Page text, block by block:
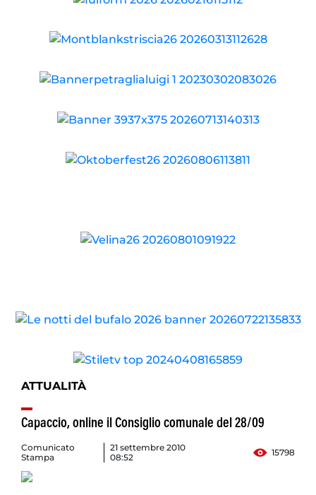
ATTUALITÀ
Capaccio, online il Consiglio comunale del 28/09
Comunicato
Stampa
21 settembre 2010
08:52
15798